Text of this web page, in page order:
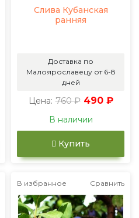
Слива Кубанская
ранняя
Доставка по
Малоярославецу от 6-8
дней
Цена: 760 ₽ 490 ₽
В наличии
Купить
В избранное Сравнить